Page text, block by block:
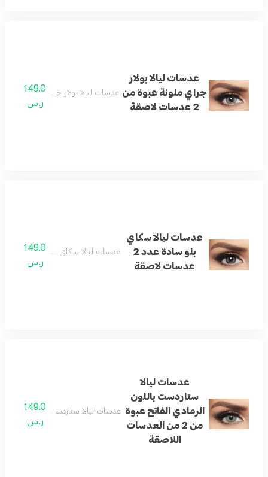
عدسات ليالا بولار
جراي ملونة عبوة من
2 عدسات لاصقة
عدسات ليالا بولار جراي ملونة عبوة من 2 عدسات
149.0
ر.س
عدسات ليالا سكاي
بلو سادة عدد 2
عدسات لاصقة
عدسات ليالا سكاي بلو سادة عدد 2 عدسات لاصقة
149.0
ر.س
عدسات ليالا
ستاردست باللون
الرمادي الفاتح عبوة
من 2 من العدسات
اللاصقة
عدسات ليالا ستاردست باللون الرمادي الفاتح عبوة
149.0
ر.س